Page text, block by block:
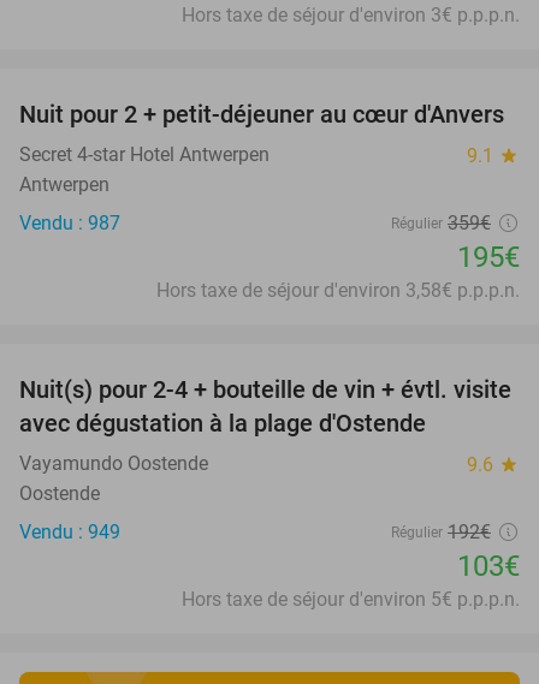
Hors taxe de séjour d'environ 3€ p.p.p.n.
46%
Nuit pour 2 + petit-déjeuner au cœur d'Anvers
Secret 4-star Hotel Antwerpen 9.1 star
Antwerpen
Vendu : 987
Régulier 359€
195€
Hors taxe de séjour d'environ 3,58€ p.p.p.n.
46%
Nuit(s) pour 2-4 + bouteille de vin + évtl. visite
avec dégustation à la plage d'Ostende
Vayamundo Oostende 9.6 star
Oostende
Vendu : 949
Régulier 192€
103€
Hors taxe de séjour d'environ 5€ p.p.p.n.